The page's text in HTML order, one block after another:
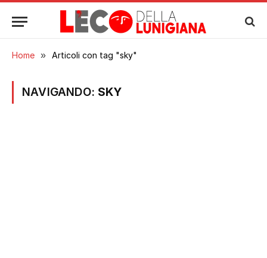
Home » Articoli con tag "sky"
NAVIGANDO: SKY